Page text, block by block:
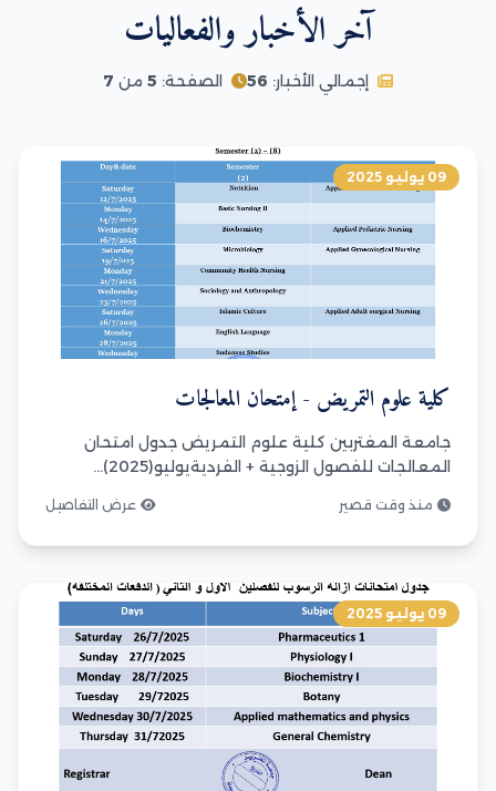
آخر الأخبار والفعاليات
إجمالي الأخبار:56 الصفحة:5 من7
09 يوليو 2025
كلية علوم التمريض - إمتحان المعالجات
جامعة المغتربين كلية علوم التمريض جدول امتحان
المعالجات للفصول الزوجية + الفرديةيوليو(2025)...
منذ وقت قصير عرض التفاصيل
09 يوليو 2025